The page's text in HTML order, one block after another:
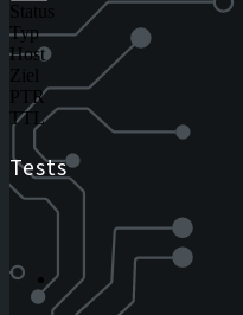
Status
Typ
Host
Ziel
PTR
TTL
Tests